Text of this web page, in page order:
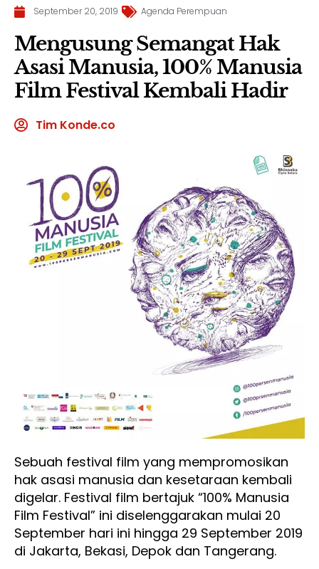
September 20, 2019 Agenda Perempuan
Mengusung Semangat Hak
Asasi Manusia, 100% Manusia
Film Festival Kembali Hadir
Tim Konde.co
Sebuah festival film yang mempromosikan
hak asasi manusia dan kesetaraan kembali
digelar. Festival film bertajuk “100% Manusia
Film Festival” ini diselenggarakan mulai 20
September hari ini hingga 29 September 2019
di Jakarta, Bekasi, Depok dan Tangerang.